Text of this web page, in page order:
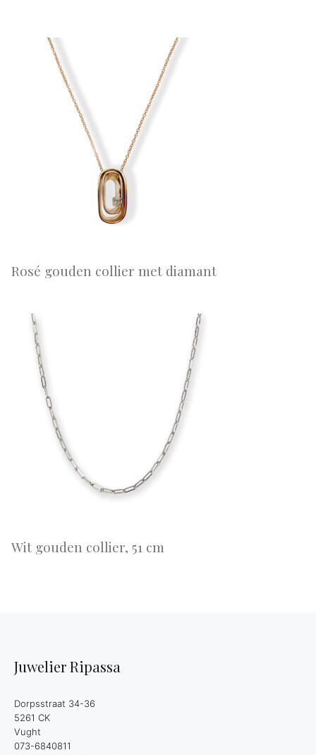
Rosé gouden collier met diamant
Wit gouden collier, 51 cm
Juwelier Ripassa
Dorpsstraat 34-36
5261 CK
Vught
073-6840811